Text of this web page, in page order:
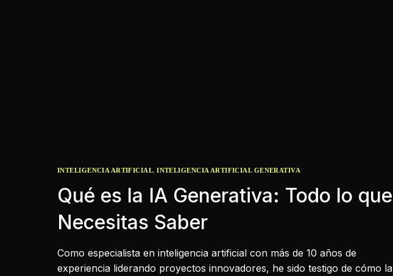
INTELIGENCIA ARTIFICIAL ,INTELIGENCIA ARTIFICIAL GENERATIVA
Qué es la IA Generativa: Todo lo que
Necesitas Saber
Como especialista en inteligencia artificial con más de 10 años de
experiencia liderando proyectos innovadores, he sido testigo de cómo la